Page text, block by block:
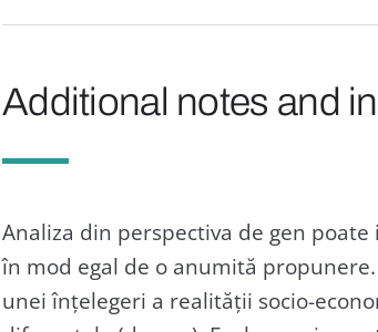
Additional notes and
Analiza din perspectiva de gen
în mod egal de o anumită
unei înțelegeri a realității socio-